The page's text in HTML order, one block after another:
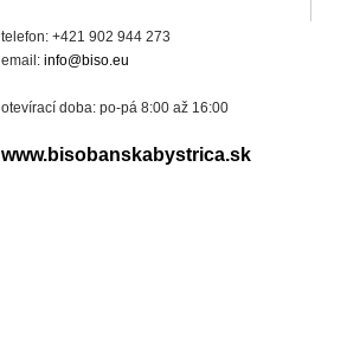
telefon: +421 902 944 273
email: info@biso.eu
otevírací doba: po-pá 8:00 až 16:00
www.bisobanskabystrica.sk